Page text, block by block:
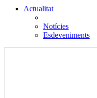
Actualitat
Notícies
Esdeveniments